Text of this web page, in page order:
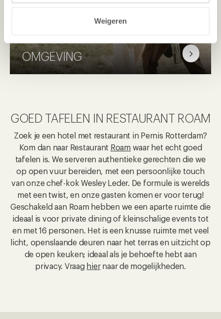
Weigeren
het kan hier allemaal.
OMGEVING
verrassend veelzijdig. Natuur, historie, stad,
cultuur – je kunt hier alle kanten op.
GOED TAFELEN IN RESTAURANT ROAM
Zoek je een hotel met restaurant in Pernis Rotterdam?
Kom dan naar Restaurant Roam waar het echt goed
tafelen is. We serveren authentieke gerechten die we
op open vuur bereiden, met een persoonlijke touch
van onze chef-kok Wesley Leder. De formule is werelds
met een twist, en onze gasten komen er voor terug!
Geschakeld aan Roam hebben we een aparte ruimte die
ideaal is voor private dining of kleinschalige events tot
en met 16 personen. Het is een knusse ruimte met veel
licht, openslaande deuren naar het terras en uitzicht op
de open keuken; ideaal als je behoefte hebt aan
privacy. Vraag hiernaar de mogelijkheden.